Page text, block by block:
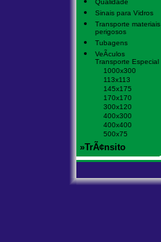
Qualidade
Sinais para Vidros
Transporte materiais
perigosos
Tubagens
VeÃ­culos
Transporte Especial
1000x300
113x113
145x175
170x170
300x120
400x300
400x400
500x75
»TrÃ¢nsito